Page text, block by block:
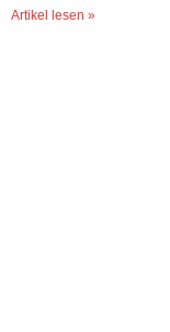
Artikel lesen »